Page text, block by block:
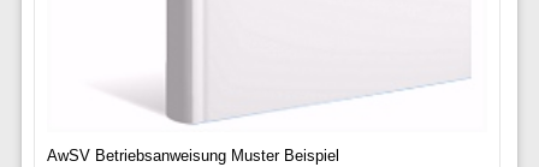
AwSV Betriebsanweisung Muster Beispiel